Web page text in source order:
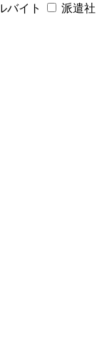
バイト
派遣社